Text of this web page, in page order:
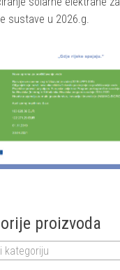
sustave u 2026.g.
proizvoda
kategoriju